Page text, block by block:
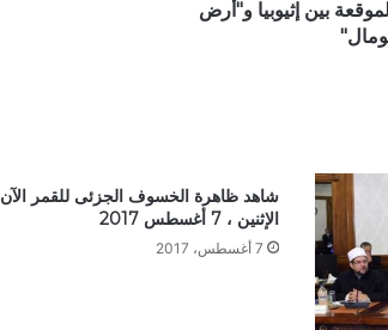
بين إثيوبيا و"أرض
شاهد ظاهرة الخسوف الجزئى للقمر الآن
الإثنين ، 7 أغسطس 2017
7 أغسطس، 2017